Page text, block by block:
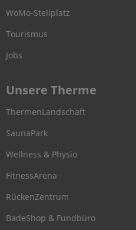
WoMo-Stellplatz
Tourismus
Jobs
Unsere Therme
ThermenLandschaft
SaunaPark
Wellness & Physio
FitnessArena
RückenZentrum
BadeShop & Fundbüro